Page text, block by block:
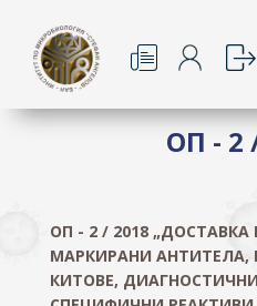
ОП - 2
ОП - 2 / 2018 „ДОСТАВКА
МАРКИРАНИ
КИТОВЕ,